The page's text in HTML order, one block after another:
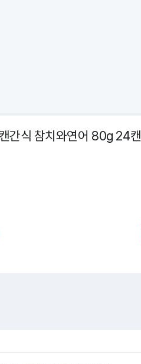
간식 참치와연어 80g 24캔